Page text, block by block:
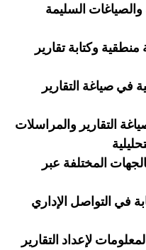
والصياغات السليمة
وكتابة تقارير
في صياغة التقارير
التقارير والمراسلات
المختلفة عبر
في التواصل الإداري
لإعداد التقارير